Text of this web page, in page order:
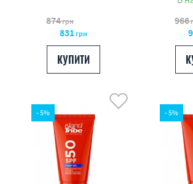
874грн
831грн
КУПИТИ
966
- 5% - 5%